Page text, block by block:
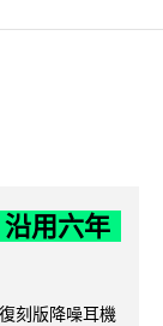
用六年
刻版降噪耳機